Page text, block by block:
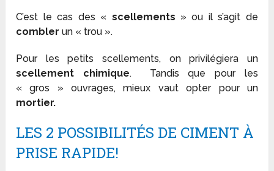
C’est le cas des « scellements » ou il s’agit de
combler un « trou ».
Pour les petits scellements, on privilégiera un
scellement chimique. Tandis que pour les
« gros » ouvrages, mieux vaut opter pour un
mortier.
LES 2 POSSIBILITÉS DE CIMENT À
PRISE RAPIDE!